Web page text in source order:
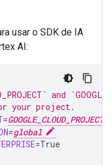
usar o SDK de IA
AI:
and
your project.
=GOOGLE_CLOUD_PROJECT
=global
=True